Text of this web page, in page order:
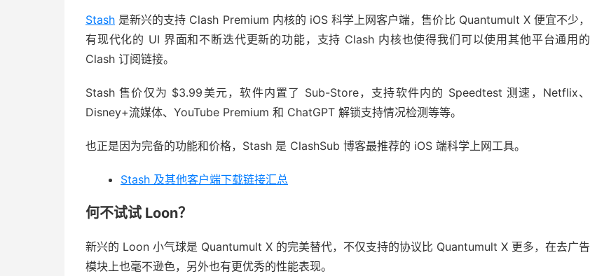
Stash 是新兴的支持 Clash Premium 内核的 iOS 科学上网客户端，售价比 Quantumult X 便宜不少，
有现代化的 UI 界面和不断迭代更新的功能，支持 Clash 内核也使得我们可以使用其他平台通用的
Clash 订阅链接。
Stash 售价仅为 $3.99美元，软件内置了 Sub-Store，支持软件内的 Speedtest 测速，Netflix、
Disney+流媒体、YouTube Premium 和 ChatGPT 解锁支持情况检测等等。
也正是因为完备的功能和价格，Stash 是 ClashSub 博客最推荐的 iOS 端科学上网工具。
Stash 及其他客户端下载链接汇总
何不试试 Loon？
新兴的 Loon 小气球是 Quantumult X 的完美替代，不仅支持的协议比 Quantumult X 更多，在去广告
模块上也毫不逊色，另外也有更优秀的性能表现。